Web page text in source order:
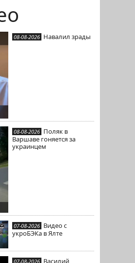
08-08-2026 Навалил зрады
08-08-2026 Поляк в
Варшаве гоняется за
украинцем
07-08-2026 Видео с
укроБЭКа в Ялте
07-08-2026 Василий